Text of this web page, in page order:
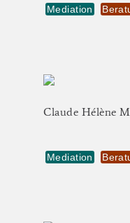
Mediation
Claude Hélène
Mediation